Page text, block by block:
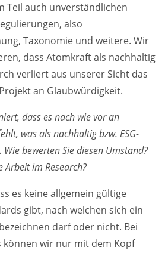
Teil auch unverständlichen
also
Taxonomie und weitere. Wir
dass Atomkraft als nachhaltig
verliert aus unserer Sicht das
an Glaubwürdigkeit.
dass es nach wie vor an
was als nachhaltig bzw. ESG-
bewerten Sie diesen Umstand?
Arbeit im Research?
es keine allgemein gültige
gibt, nach welchen sich ein
darf oder nicht. Bei
können wir nur mit dem Kopf